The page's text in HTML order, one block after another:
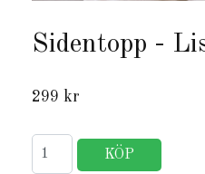
Sidentopp -
299 kr